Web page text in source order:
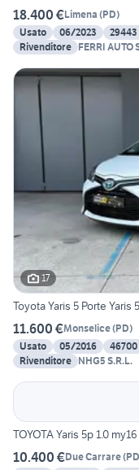
18.400 €Limena (PD)
Usato
06/2023 29443
Rivenditore FERRI AUTO
17
Toyota Yaris 5 Porte Yaris
11.600 €Monselice(PD)
Usato
05/2016 46700
Rivenditore NHG5 S.R.L.
TOYOTA Yaris 5p 1.0 my16
10.400 €Due Carrare(PD